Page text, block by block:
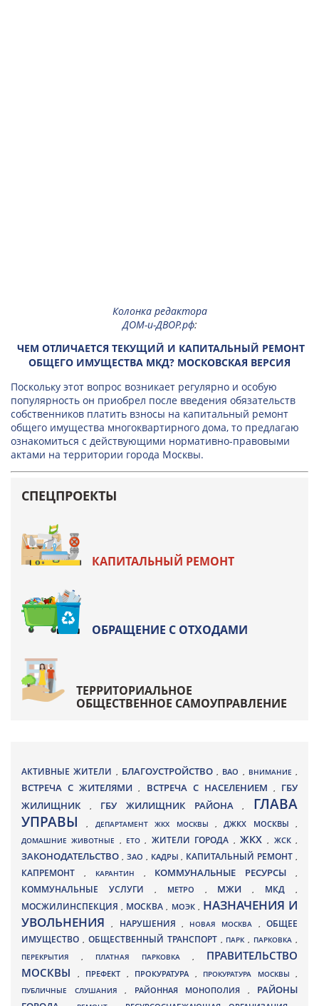
Колонка редактора
ДОМ-и-ДВОР.рф:
ЧЕМ ОТЛИЧАЕТСЯ ТЕКУЩИЙ И КАПИТАЛЬНЫЙ РЕМОНТ
ОБЩЕГО ИМУЩЕСТВА МКД? МОСКОВСКАЯ ВЕРСИЯ
Поскольку этот вопрос возникает регулярно и особую
популярность он приобрел после введения обязательств
собственников платить взносы на капитальный ремонт
общего имущества многоквартирного дома, то предлагаю
ознакомиться с действующими нормативно-правовыми
актами на территории города Москвы.
СПЕЦПРОЕКТЫ
КАПИТАЛЬНЫЙ РЕМОНТ
ОБРАЩЕНИЕ С ОТХОДАМИ
ТЕРРИТОРИАЛЬНОЕ
ОБЩЕСТВЕННОЕ САМОУПРАВЛЕНИЕ
АКТИВНЫЕ ЖИТЕЛИ , БЛАГОУСТРОЙСТВО , ВАО , ВНИМАНИЕ ,
ВСТРЕЧА С ЖИТЕЛЯМИ, ВСТРЕЧА С НАСЕЛЕНИЕМ , ГБУ
ЖИЛИЩНИК
, ГБУ ЖИЛИЩНИК РАЙОНА, ГЛАВА
УПРАВЫ, ДЕПАРТАМЕНТ ЖКХ МОСКВЫ ,ДЖКХ МОСКВЫ ,
ДОМАШНИЕ ЖИВОТНЫЕ , ЕТО, ЖИТЕЛИ ГОРОДА , ЖКХ, ЖСК,
ЗАКОНОДАТЕЛЬСТВО , ЗАО , КАДРЫ, КАПИТАЛЬНЫЙ РЕМОНТ ,
КАПРЕМОНТ , КАРАНТИН , КОММУНАЛЬНЫЕ РЕСУРСЫ,
КОММУНАЛЬНЫЕ УСЛУГИ , МЕТРО , МЖИ, МКД ,
МОСЖИЛИНСПЕКЦИЯ, МОСКВА , МОЭК , НАЗНАЧЕНИЯ И
УВОЛЬНЕНИЯ, НАРУШЕНИЯ , НОВАЯ МОСКВА ,ОБЩЕЕ
ИМУЩЕСТВО , ОБЩЕСТВЕННЫЙ ТРАНСПОРТ , ПАРК, ПАРКОВКА ,
ПЕРЕКРЫТИЯ , ПЛАТНАЯ ПАРКОВКА , ПРАВИТЕЛЬСТВО
МОСКВЫ
, ПРЕФЕКТ , ПРОКУРАТУРА , ПРОКУРАТУРА МОСКВЫ ,
ПУБЛИЧНЫЕ СЛУШАНИЯ , РАЙОННАЯ МОНОПОЛИЯ , РАЙОНЫ